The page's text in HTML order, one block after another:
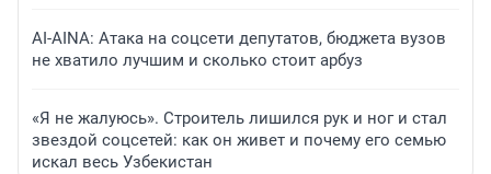
AI-AINA: Атака на соцсети депутатов, бюджета вузов
не хватило лучшим и сколько стоит арбуз
«Я не жалуюсь». Строитель лишился рук и ног и стал
звездой соцсетей: как он живет и почему его семью
искал весь Узбекистан